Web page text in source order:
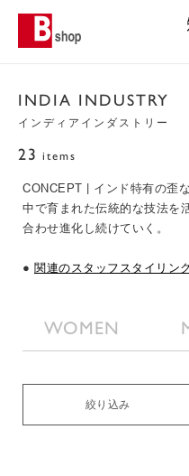
INDIA INDUSTRY
インディアインダストリー
23 items
CONCEPT | インド特有の歪
中で育まれた伝統的な技法を
合わせ進化し続けていく。
● 関連のスタッフスタイリン
WOMEN
絞り込み